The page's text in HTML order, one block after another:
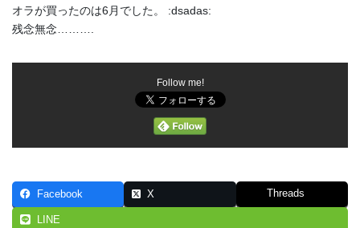
オラが買ったのは6月でした。 :dsadas:
残念無念……….
Follow me!
Facebook X Threads
LINE